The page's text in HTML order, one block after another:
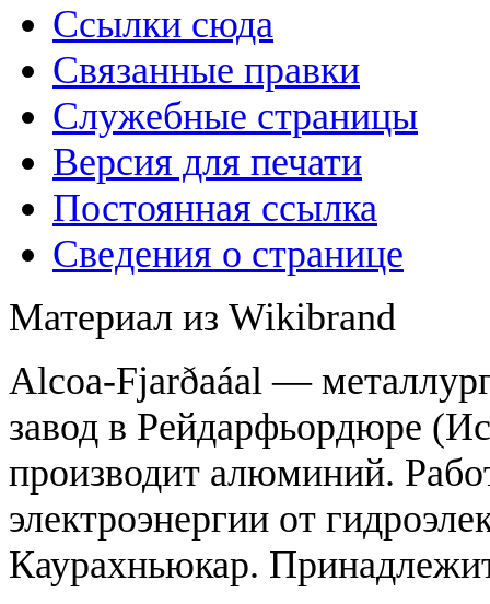
Ссылки сюда
Связанные правки
Служебные страницы
Версия для печати
Постоянная ссылка
Сведения о странице
Материал из Wikibrand
Alcoa-Fjarðaáal —
завод в Рейдарфьордюре
производит алюминий.
электроэнергии от
Каурахньюкар.